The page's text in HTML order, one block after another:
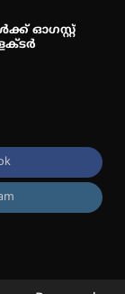
ഓഗസ്റ്റ്